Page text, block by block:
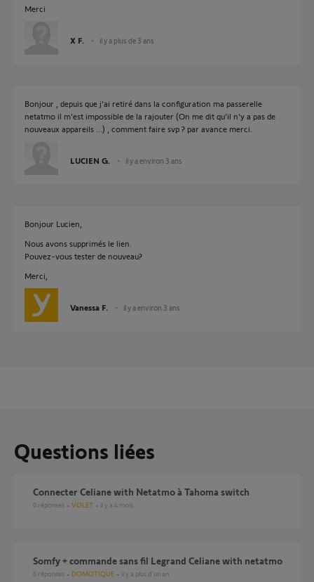
Merci
X F. il y a plus de 3 ans
Bonjour , depuis que j'ai retiré dans la configuration ma passerelle
netatmo il m'est impossible de la rajouter (On me dit qu'il n'y a pas de
nouveaux appareils ...) , comment faire svp ? par avance merci.
LUCIEN G. il y a environ 3 ans
Bonjour Lucien,
Nous avons supprimés le lien.
Pouvez-vous tester de nouveau?
Merci,
Vanessa F. il y a environ 3 ans
Questions liées
Connecter Celiane with Netatmo à Tahoma switch
0 réponses VOLET il y a 4 mois
Somfy + commande sans fil Legrand Celiane with netatmo
6 réponses DOMOTIQUE il y a plus d'un an